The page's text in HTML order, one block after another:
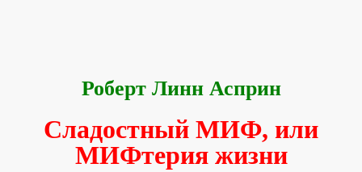
Роберт Линн Асприн
Сладостный МИФ, или
МИФтерия жизни